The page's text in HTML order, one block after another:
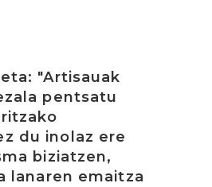
"Artisauak
pentsatu
du inolaz ere
biziatzen,
lanaren emaitza